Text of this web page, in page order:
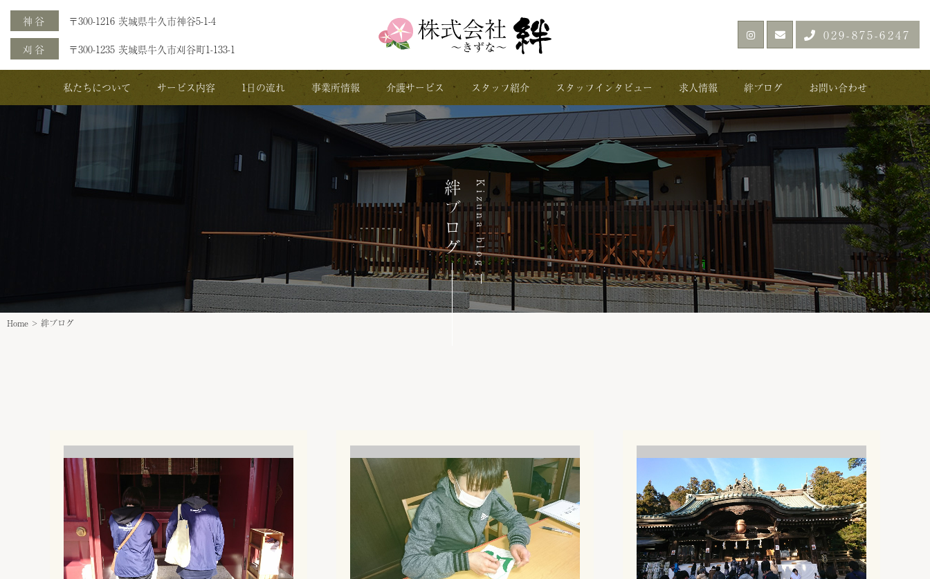
神谷 〒300-1216 茨城県牛久市神谷5-1-4
刈谷 〒300-1235 茨城県牛久市刈谷町1-133-1
029-875-6247
私たちについて サービス内容 1日の流れ 事業所情報 介護サービス スタッフ紹介 スタッフインタビュー 求人情報 絆ブログ お問い合わせ
Kizuna blog
絆ブログ
Home > 絆ブログ